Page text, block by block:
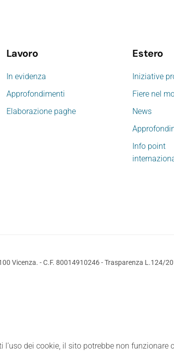
Lavoro
In evidenza
Approfondimenti
Elaborazione paghe
Estero
Iniziative
Fiere nel
News
Info point
Vicenza. - C.F. 80014910246 -Trasparenza L.124/
dei cookie, il sito potrebbe non funzionare